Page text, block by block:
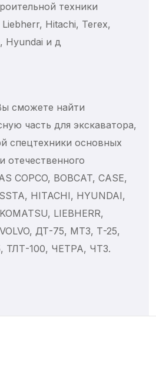
кнопки
и реле
техники
Hitachi, Terex,
Hyundai и д
сможете найти
часть для экскаватора,
спецтехники основных
отечественного
COPCO, BOBCAT, CASE,
HITACHI, HYUNDAI,
LIEBHERR,
ДТ-75, МТЗ, Т-25,
ТЛТ-100, ЧЕТРА, ЧТЗ.